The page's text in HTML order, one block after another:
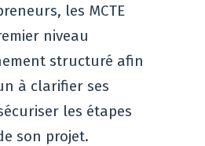
les MCTE
niveau
structuré afin
à clarifier ses
les étapes
son projet.